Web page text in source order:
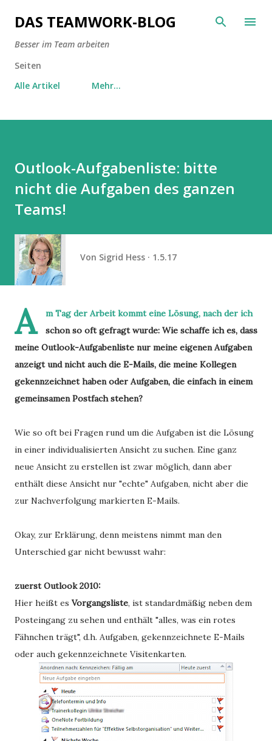
Direkt zum Hauptbereich
DAS TEAMWORK-BLOG
Besser im Team arbeiten
Seiten
Alle Artikel
Mehr…
Outlook-Aufgabenliste: bitte
nicht die Aufgaben des ganzen
Teams!
Von Sigrid Hess 1.5.17
A
m Tag der Arbeit kommt eine Lösung, nach der ich
schon so oft gefragt wurde: Wie schaffe ich es, dass
meine Outlook-Aufgabenliste nur meine eigenen Aufgaben
anzeigt und nicht auch die E-Mails, die meine Kollegen
gekennzeichnet haben oder Aufgaben, die einfach in einem
gemeinsamen Postfach stehen?
Wie so oft bei Fragen rund um die Aufgaben ist die Lösung
in einer individualisierten Ansicht zu suchen. Eine ganz
neue Ansicht zu erstellen ist zwar möglich, dann aber
enthält diese Ansicht nur "echte" Aufgaben, nicht aber die
zur Nachverfolgung markierten E-Mails.
Okay, zur Erklärung, denn meistens nimmt man den
Unterschied gar nicht bewusst wahr:
zuerst Outlook 2010:
Hier heißt es Vorgangsliste, ist standardmäßig neben dem
Posteingang zu sehen und enthält "alles, was ein rotes
Fähnchen trägt", d.h. Aufgaben, gekennzeichnete E-Mails
oder auch gekennzeichnete Visitenkarten.